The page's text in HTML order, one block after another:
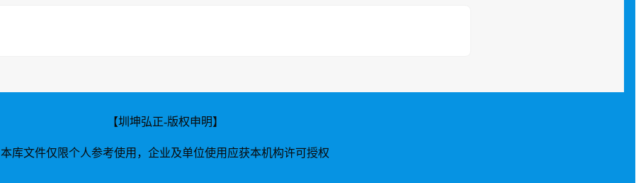
【圳坤弘正-版权申明】
本库文件仅限个人参考使用，企业及单位使用应获本机构许可授权